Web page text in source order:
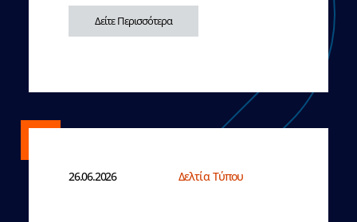
Δείτε Περισσότερα
26.06.2026 Δελτία Τύπου